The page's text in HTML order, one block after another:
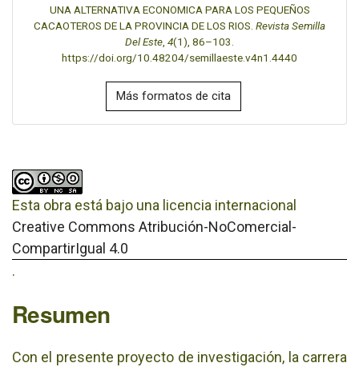
UNA ALTERNATIVA ECONOMICA PARA LOS PEQUEÑOS
CACAOTEROS DE LA PROVINCIA DE LOS RIOS. Revista Semilla
Del Este, 4(1), 86–103.
https://doi.org/10.48204/semillaeste.v4n1.4440
Más formatos de cita
Esta obra está bajo una licencia internacional
Creative Commons Atribución-NoComercial-
CompartirIgual 4.0
.
Resumen
Con el presente proyecto de investigación, la carrera